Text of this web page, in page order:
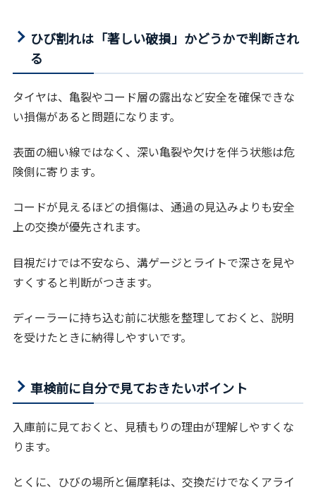
ひび割れは「著しい破損」かどうかで判断され
る
タイヤは、亀裂やコード層の露出など安全を確保できな
い損傷があると問題になります。
表面の細い線ではなく、深い亀裂や欠けを伴う状態は危
険側に寄ります。
コードが見えるほどの損傷は、通過の見込みよりも安全
上の交換が優先されます。
目視だけでは不安なら、溝ゲージとライトで深さを見や
すくすると判断がつきます。
ディーラーに持ち込む前に状態を整理しておくと、説明
を受けたときに納得しやすいです。
車検前に自分で見ておきたいポイント
入庫前に見ておくと、見積もりの理由が理解しやすくな
ります。
とくに、ひびの場所と偏摩耗は、交換だけでなくアライ